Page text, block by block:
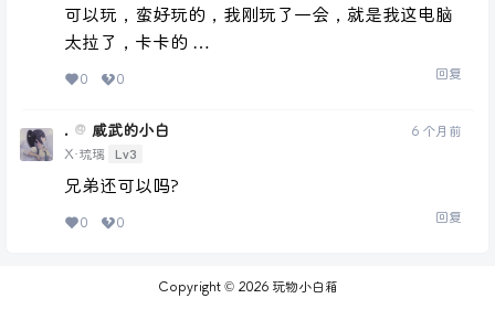
可以玩，蛮好玩的，我刚玩了一会，就是我这电脑
太拉了，卡卡的 …
0 0 回复
. @ 威武的小白
X·琉璃 Lv3
6 个月前
兄弟还可以吗?
0 0 回复
Copyright © 2026玩物小白箱